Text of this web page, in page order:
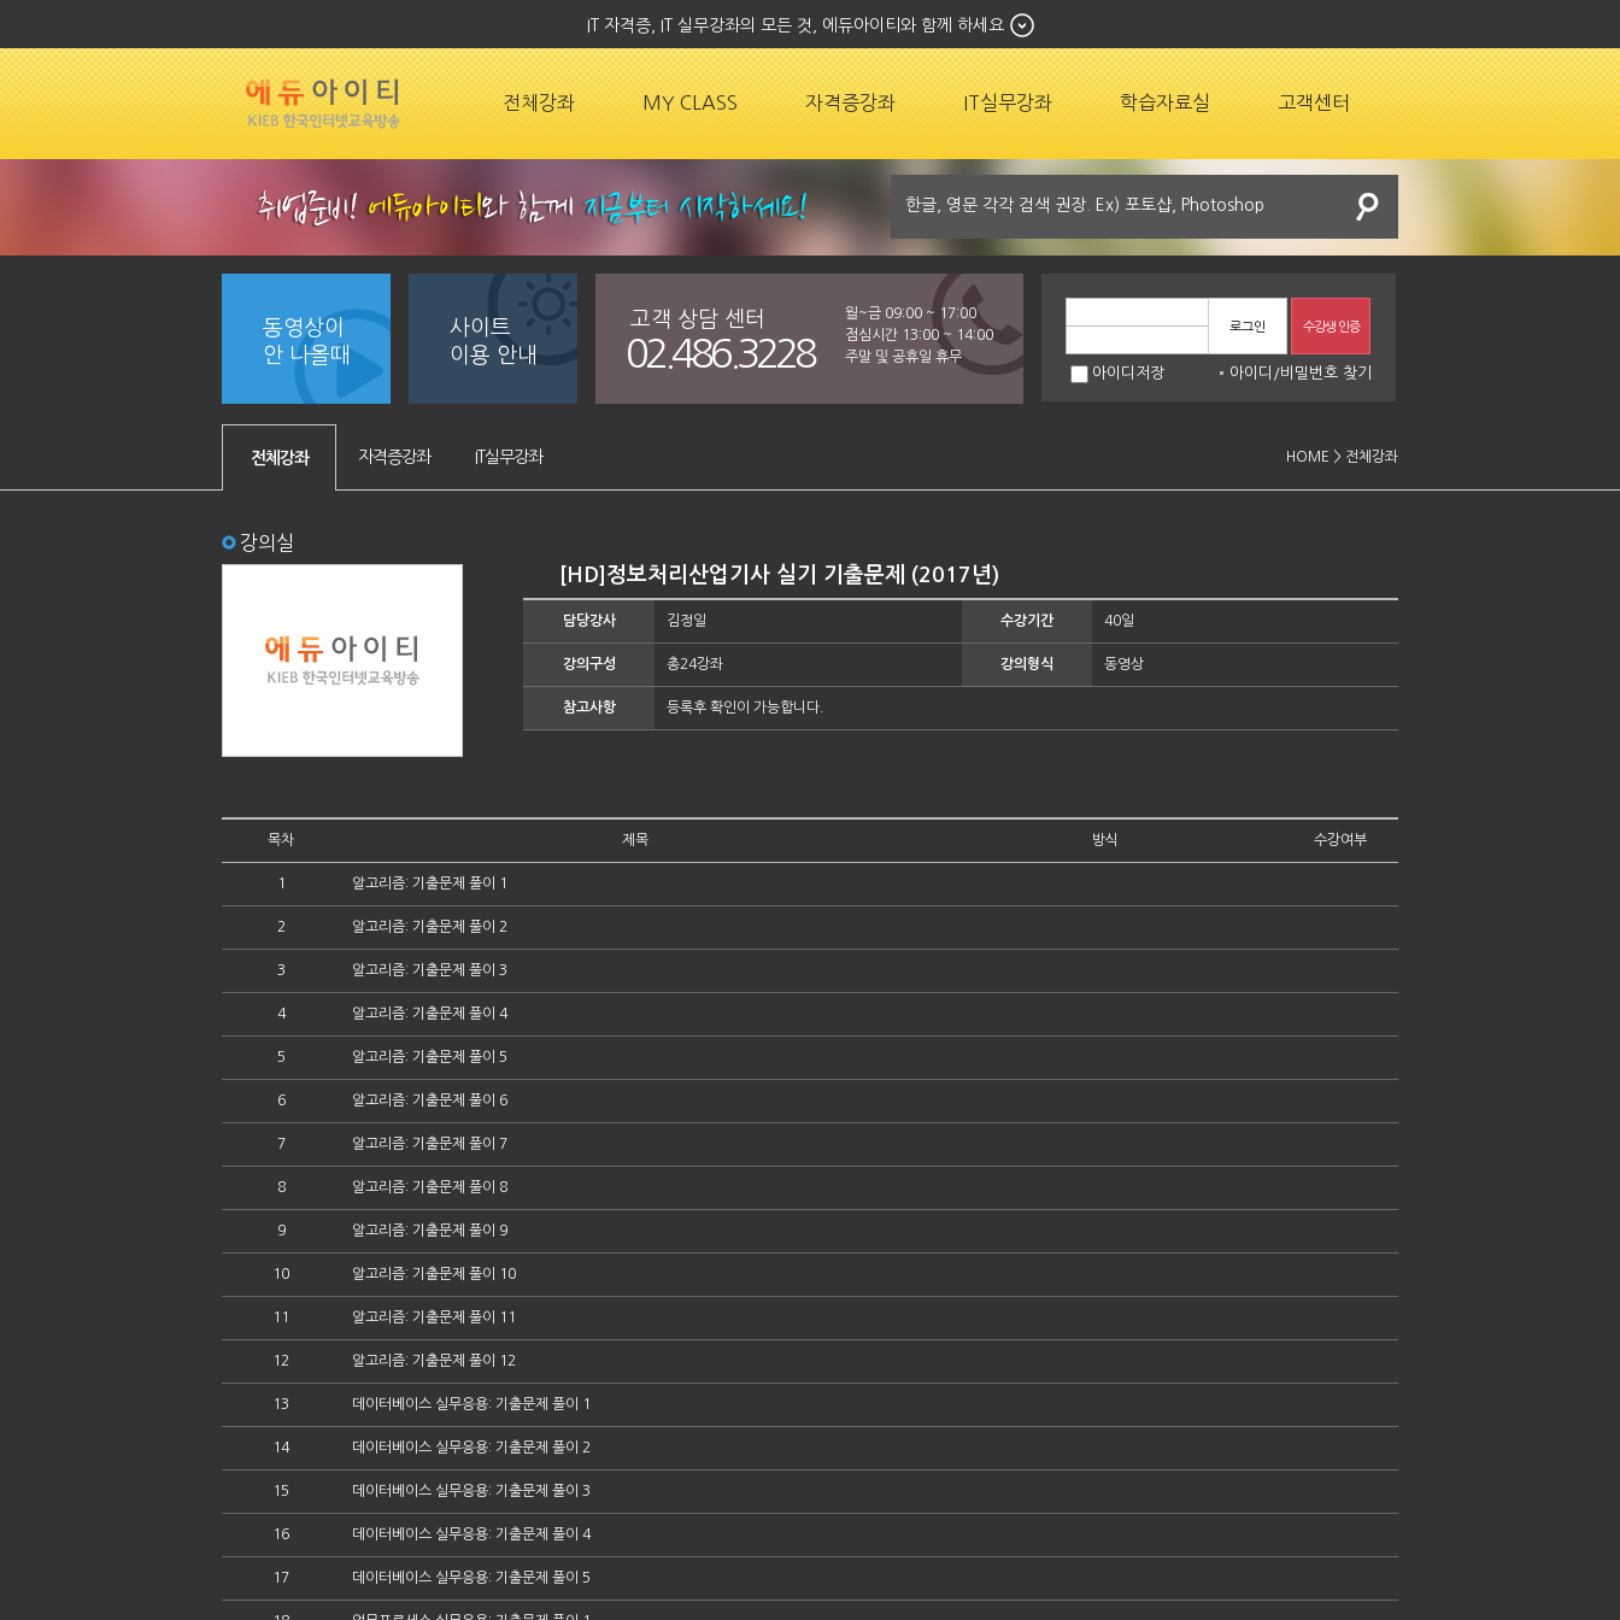
IT 자격증, IT 실무강좌의 모든 것, 에듀아이티와 함께 하세요
전체강좌 MY CLASS 자격증강좌 IT실무강좌 학습자료실 고객센터
동영상이
안 나올때
사이트
이용 안내
고객 상담 센터
02.486.3228
월~금 09:00 ~ 17:00
점심시간 13:00 ~ 14:00
주말 및 공휴일 휴무
로그인 수강생 인증
아이디저장 아이디 /비밀번호 찾기
전체강좌 자격증강좌 IT실무강좌 HOME > 전체강좌
강의실
[HD]정보처리산업기사 실기 기출문제 (2017년)
담당강사 김정일 수강기간 40일
강의구성 총24강좌 강의형식 동영상
참고사항 등록후 확인이 가능합니다.
목차 제목 방식 수강여부
1 알고리즘: 기출문제 풀이 1
2 알고리즘: 기출문제 풀이 2
3 알고리즘: 기출문제 풀이 3
4 알고리즘: 기출문제 풀이 4
5 알고리즘: 기출문제 풀이 5
6 알고리즘: 기출문제 풀이 6
7 알고리즘: 기출문제 풀이 7
8 알고리즘: 기출문제 풀이 8
9 알고리즘: 기출문제 풀이 9
10 알고리즘: 기출문제 풀이 10
11 알고리즘: 기출문제 풀이 11
12 알고리즘: 기출문제 풀이 12
13 데이터베이스 실무응용: 기출문제 풀이 1
14 데이터베이스 실무응용: 기출문제 풀이 2
15 데이터베이스 실무응용: 기출문제 풀이 3
16 데이터베이스 실무응용: 기출문제 풀이 4
17 데이터베이스 실무응용: 기출문제 풀이 5